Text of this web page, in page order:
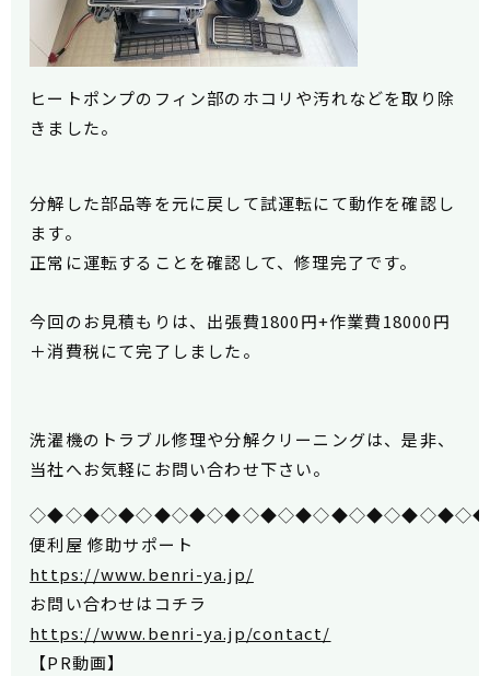
ヒートポンプのフィン部のホコリや汚れなどを取り除
きました。
分解した部品等を元に戻して試運転にて動作を確認し
ます。
正常に運転することを確認して、修理完了です。
今回のお見積もりは、出張費1800円+作業費18000円
＋消費税にて完了しました。
洗濯機のトラブル修理や分解クリーニングは、是非、
当社へお気軽にお問い合わせ下さい。
便利屋 修助サポート
https://www.benri-ya.jp/
お問い合わせはコチラ
https://www.benri-ya.jp/contact/
【PR動画】